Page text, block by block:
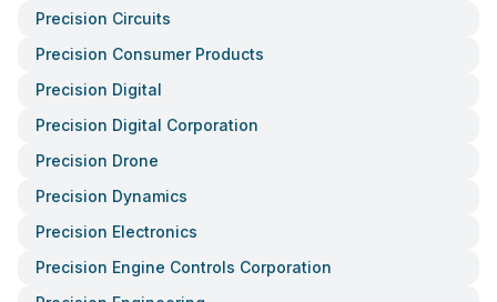
Precision Circuits
Precision Consumer Products
Precision Digital
Precision Digital Corporation
Precision Drone
Precision Dynamics
Precision Electronics
Precision Engine Controls Corporation